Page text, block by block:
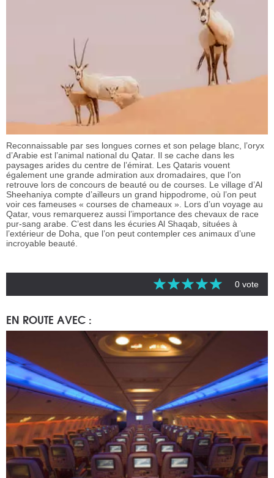
Reconnaissable par ses longues cornes et son pelage blanc, l’oryx
d’Arabie est l’animal national du Qatar. Il se cache dans les
paysages arides du centre de l’émirat. Les Qataris vouent
également une grande admiration aux dromadaires, que l’on
retrouve lors de concours de beauté ou de courses. Le village d’Al
Sheehaniya compte d’ailleurs un grand hippodrome, où l’on peut
voir ces fameuses « courses de chameaux ». Lors d’un voyage au
Qatar, vous remarquerez aussi l’importance des chevaux de race
pur-sang arabe. C’est dans les écuries Al Shaqab, situées à
l’extérieur de Doha, que l’on peut contempler ces animaux d’une
incroyable beauté.
0 vote
EN ROUTE AVEC :